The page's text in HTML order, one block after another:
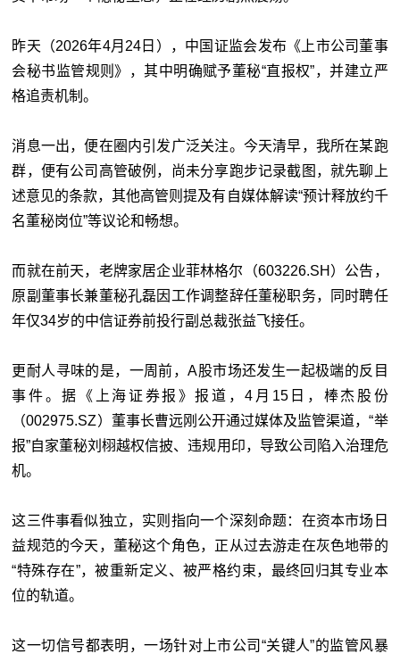
昨天（2026年4月24日），中国证监会发布《上市公司董事
会秘书监管规则》，其中明确赋予董秘“直报权”，并建立严
格追责机制。
消息一出，便在圈内引发广泛关注。今天清早，我所在某跑
群，便有公司高管破例，尚未分享跑步记录截图，就先聊上
述意见的条款，其他高管则提及有自媒体解读“预计释放约千
名董秘岗位”等议论和畅想。
而就在前天，老牌家居企业菲林格尔（603226.SH）公告，
原副董事长兼董秘孔磊因工作调整辞任董秘职务，同时聘任
年仅34岁的中信证券前投行副总裁张益飞接任。
更耐人寻味的是，一周前，A股市场还发生一起极端的反目
事件。据《上海证券报》报道，4月15日，棒杰股份
（002975.SZ）董事长曹远刚公开通过媒体及监管渠道，“举
报”自家董秘刘栩越权信披、违规用印，导致公司陷入治理危
机。
这三件事看似独立，实则指向一个深刻命题：在资本市场日
益规范的今天，董秘这个角色，正从过去游走在灰色地带的
“特殊存在”，被重新定义、被严格约束，最终回归其专业本
位的轨道。
这一切信号都表明，一场针对上市公司“关键人”的监管风暴